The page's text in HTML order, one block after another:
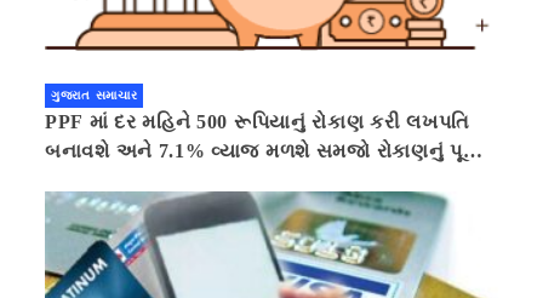
ગુજરાત સમાચાર
PPF માં દર મહિને 500 રૂપિયાનું રોકાણ કરી લખપતિ
બનાવશે અને 7.1% વ્યાજ મળશે સમજો રોકાણનું પૂરું